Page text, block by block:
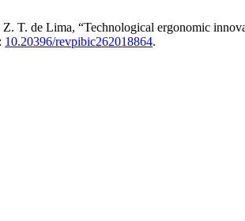
T. de Lima, “Technological ergonomic
10.20396/revpibic262018864.